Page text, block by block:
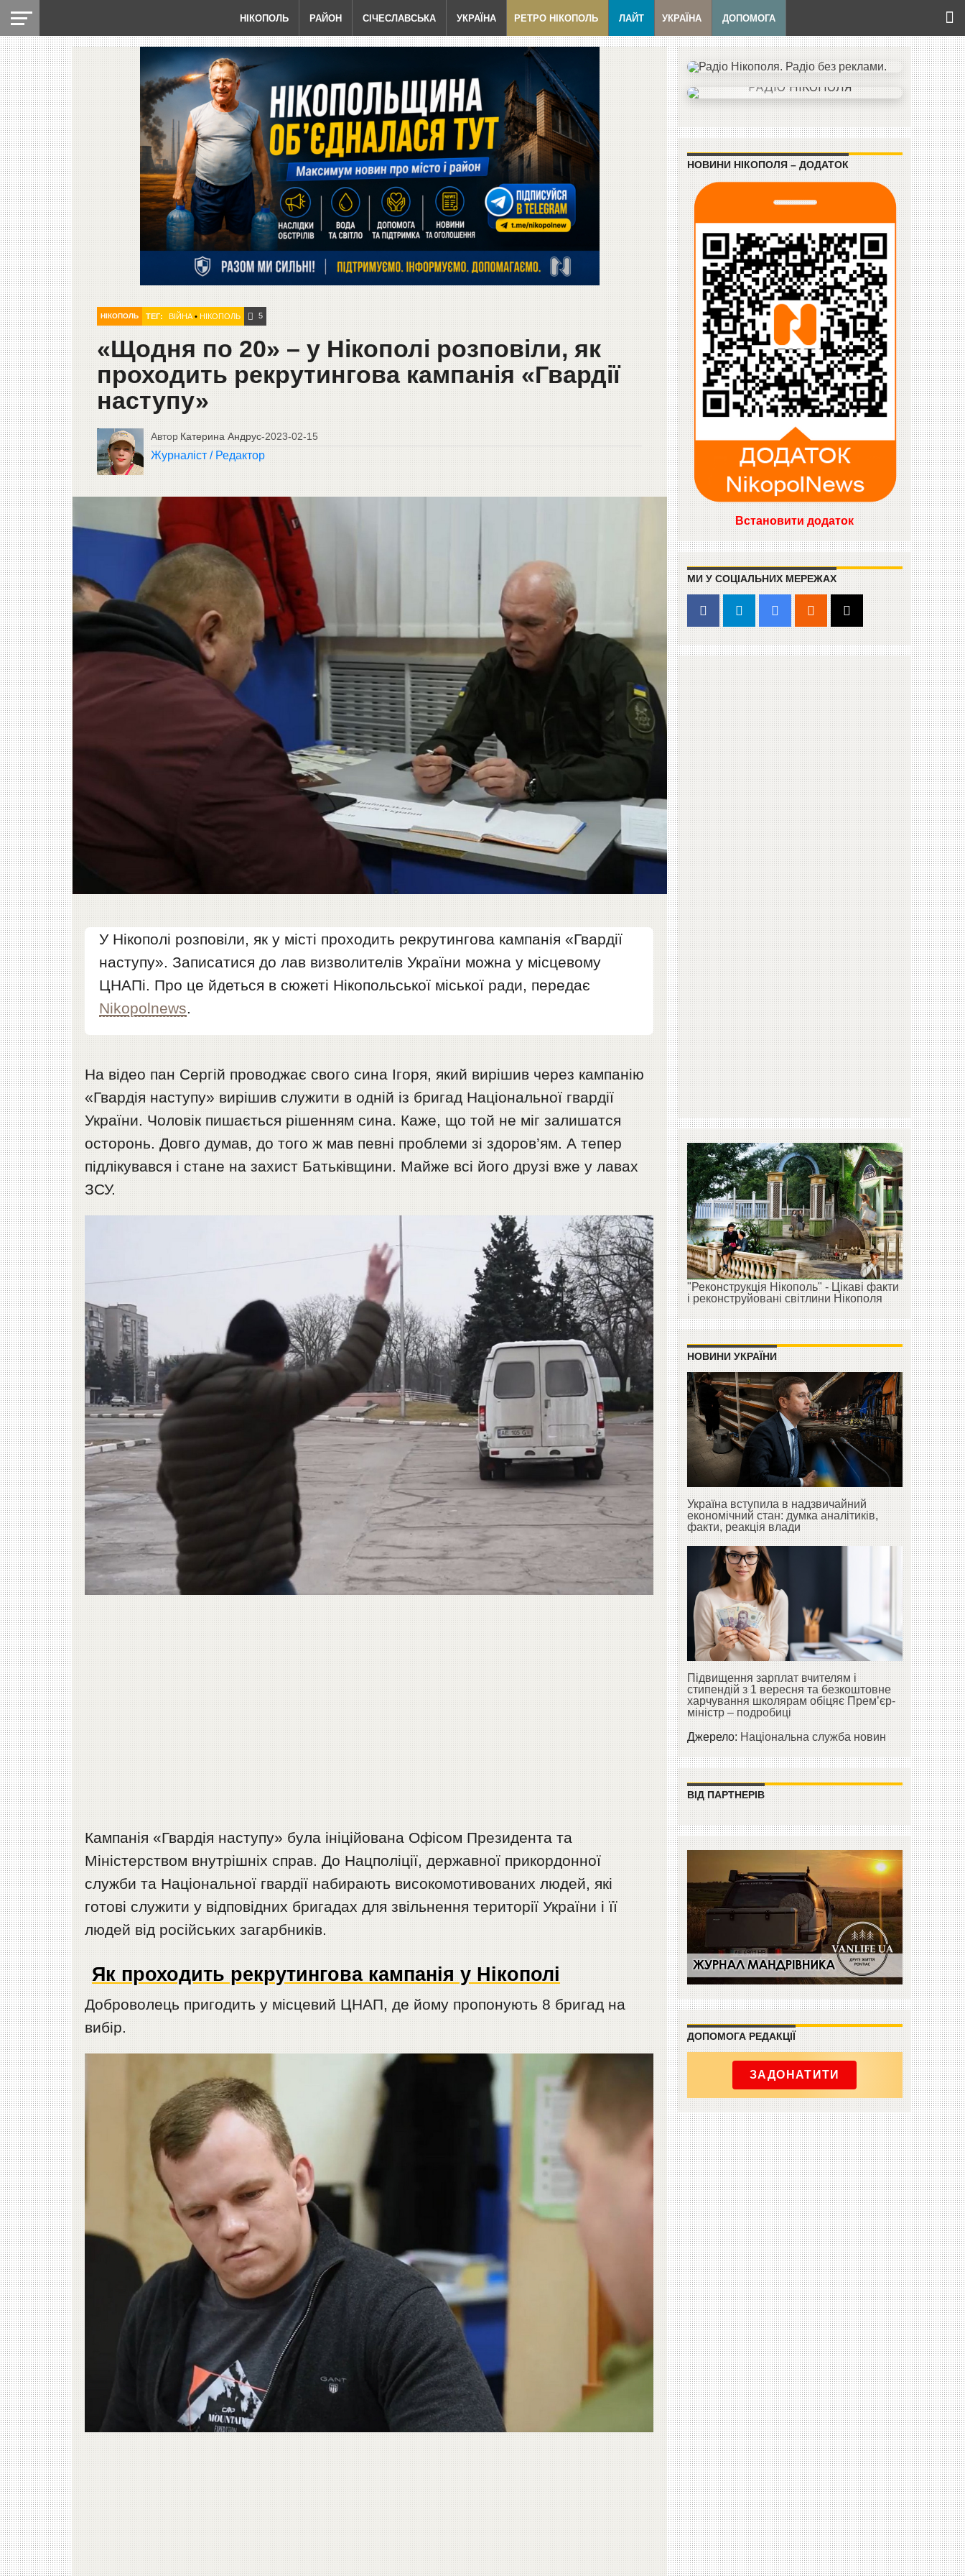
НІКОПОЛЬ РАЙОН СІЧЕСЛАВСЬКА УКРАЇНА РЕТРО НІКОПОЛЬ ЛАЙТ УКРАЇНА ДОПОМОГА
НІКОПОЛЬ ТЕГ: ВІЙНА• НІКОПОЛЬ 5
«Щодня по 20» – у Нікополі розповіли, як
проходить рекрутингова кампанія «Гвардії
наступу»
Автор Катерина Андрус-2023-02-15
Журналіст / Редактор
У Нікополі розповіли, як у місті проходить рекрутингова кампанія «Гвардії
наступу». Записатися до лав визволителів України можна у місцевому
ЦНАПі. Про це йдеться в сюжеті Нікопольської міської ради, передає
Nikopolnews.
На відео пан Сергій проводжає свого сина Ігоря, який вирішив через кампанію
«Гвардія наступу» вирішив служити в одній із бригад Національної гвардії
України. Чоловік пишається рішенням сина. Каже, що той не міг залишатся
осторонь. Довго думав, до того ж мав певні проблеми зі здоров’ям. А тепер
підлікувався і стане на захист Батьківщини. Майже всі його друзі вже у лавах
ЗСУ.
Кампанія «Гвардія наступу» була ініційована Офісом Президента та
Міністерством внутрішніх справ. До Нацполіції, державної прикордонної
служби та Національної гвардії набирають високомотивованих людей, які
готові служити у відповідних бригадах для звільнення території України і її
людей від російських загарбників.
Як проходить рекрутингова кампанія у Нікополі
Доброволець пригодить у місцевий ЦНАП, де йому пропонують 8 бригад на
вибір.
НОВИНИ НІКОПОЛЯ – ДОДАТОК
Встановити додаток
МИ У СОЦІАЛЬНИХ МЕРЕЖАХ
"Реконструкція Нікополь" - Цікаві факти
і реконструйовані світлини Нікополя
НОВИНИ УКРАЇНИ
Україна вступила в надзвичайний
економічний стан: думка аналітиків,
факти, реакція влади
Підвищення зарплат вчителям і
стипендій з 1 вересня та безкоштовне
харчування школярам обіцяє Прем’єр-
міністр – подробиці
Джерело:Національна служба новин
ВІД ПАРТНЕРІВ
ДОПОМОГА РЕДАКЦІЇ
ЗАДОНАТИТИ